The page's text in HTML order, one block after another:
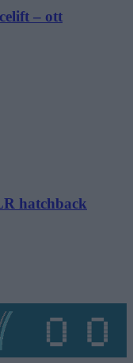
– ott
hatchback